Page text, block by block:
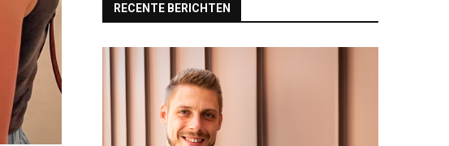
RECENTE BERICHTEN